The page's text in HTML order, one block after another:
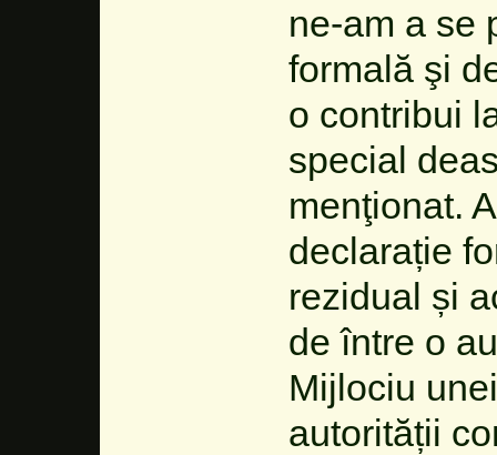
ne-am a se
formală şi
o contribui
special
menţionat.
declarație
rezidual și
de între o
Mijlociu
autorității